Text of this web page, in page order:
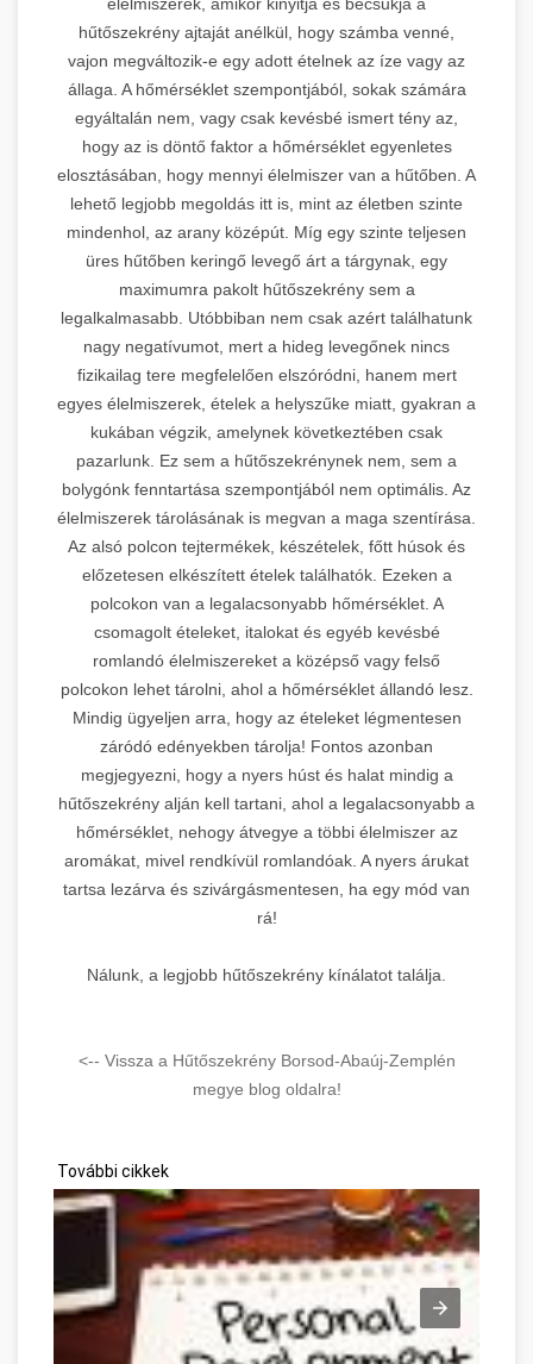
hűtőszekrény ajtaját anélkül, hogy számba venné,
vajon megváltozik-e egy adott ételnek az íze vagy az
állaga. A hőmérséklet szempontjából, sokak számára
egyáltalán nem, vagy csak kevésbé ismert tény az,
hogy az is döntő faktor a hőmérséklet egyenletes
elosztásában, hogy mennyi élelmiszer van a hűtőben. A
lehető legjobb megoldás itt is, mint az életben szinte
mindenhol, az arany középút. Míg egy szinte teljesen
üres hűtőben keringő levegő árt a tárgynak, egy
maximumra pakolt hűtőszekrény sem a
legalkalmasabb. Utóbbiban nem csak azért találhatunk
nagy negatívumot, mert a hideg levegőnek nincs
fizikailag tere megfelelően elszóródni, hanem mert
egyes élelmiszerek, ételek a helyszűke miatt, gyakran a
kukában végzik, amelynek következtében csak
pazarlunk. Ez sem a hűtőszekrénynek nem, sem a
bolygónk fenntartása szempontjából nem optimális. Az
élelmiszerek tárolásának is megvan a maga szentírása.
Az alsó polcon tejtermékek, készételek, főtt húsok és
előzetesen elkészített ételek találhatók. Ezeken a
polcokon van a legalacsonyabb hőmérséklet. A
csomagolt ételeket, italokat és egyéb kevésbé
romlandó élelmiszereket a középső vagy felső
polcokon lehet tárolni, ahol a hőmérséklet állandó lesz.
Mindig ügyeljen arra, hogy az ételeket légmentesen
záródó edényekben tárolja! Fontos azonban
megjegyezni, hogy a nyers húst és halat mindig a
hűtőszekrény alján kell tartani, ahol a legalacsonyabb a
hőmérséklet, nehogy átvegye a többi élelmiszer az
aromákat, mivel rendkívül romlandóak. A nyers árukat
tartsa lezárva és szivárgásmentesen, ha egy mód van
rá!
Nálunk, a legjobb hűtőszekrény kínálatot találja.
<-- Vissza a Hűtőszekrény Borsod-Abaúj-Zemplén
megye blog oldalra!
További cikkek